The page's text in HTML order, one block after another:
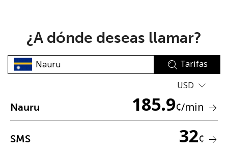
No se ha creado una contraseña
Mínimo 8 caracteres
¿A dónde deseas llamar?
Tarifas
USD
Nauru 185.9¢/min
SMS 32¢